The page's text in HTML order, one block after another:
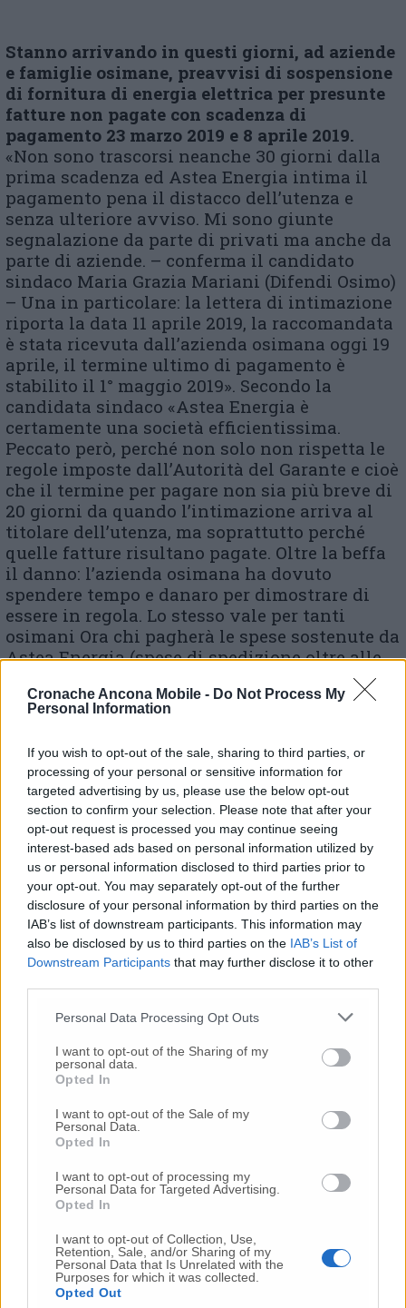
Cronache Ancona Mobile - Do Not Process My
Personal Information
If you wish to opt-out of the sale, sharing to third parties, or
processing of your personal or sensitive information for
targeted advertising by us, please use the below opt-out
section to confirm your selection. Please note that after your
opt-out request is processed you may continue seeing
interest-based ads based on personal information utilized by
us or personal information disclosed to third parties prior to
your opt-out. You may separately opt-out of the further
disclosure of your personal information by third parties on the
IAB’s list of downstream participants. This information may
also be disclosed by us to third parties on the IAB’s List of
Downstream Participants that may further disclose it to other
Personal Data Processing Opt Outs
I want to opt-out of the Sharing of my
personal data.
Opted In
I want to opt-out of the Sale of my
Personal Data.
Opted In
I want to opt-out of processing my
Personal Data for Targeted Advertising.
Opted In
I want to opt-out of Collection, Use,
Retention, Sale, and/or Sharing of my
Personal Data that Is Unrelated with the
Purposes for which it was collected.
Opted Out
Stanno arrivando in questi giorni, ad aziende
e famiglie osimane, preavvisi di sospensione
di fornitura di energia elettrica per presunte
fatture non pagate con scadenza di
pagamento 23 marzo 2019 e 8 aprile 2019.
«Non sono trascorsi neanche 30 giorni dalla
prima scadenza ed Astea Energia intima il
pagamento pena il distacco dell’utenza e
senza ulteriore avviso. Mi sono giunte
segnalazione da parte di privati ma anche da
parte di aziende. – conferma il candidato
sindaco Maria Grazia Mariani (Difendi Osimo)
– Una in particolare: la lettera di intimazione
riporta la data 11 aprile 2019, la raccomandata
è stata ricevuta dall’azienda osimana oggi 19
aprile, il termine ultimo di pagamento è
stabilito il 1° maggio 2019». Secondo la
candidata sindaco «Astea Energia è
certamente una società efficientissima.
Peccato però, perché non solo non rispetta le
regole imposte dall’Autorità del Garante e cioè
che il termine per pagare non sia più breve di
20 giorni da quando l’intimazione arriva al
titolare dell’utenza, ma soprattutto perché
quelle fatture risultano pagate. Oltre la beffa
il danno: l’azienda osimana ha dovuto
spendere tempo e danaro per dimostrare di
essere in regola. Lo stesso vale per tanti
osimani Ora chi pagherà le spese sostenute da
Astea Energia (spese di spedizione oltre alle
spese di stampa e dell’ufficio reclami)?…. E io
pago»
© RIPRODUZIONE RISERVATA
Vai alla home
Commenti
Nessun commento presente
Commenta
Gli articoli più letti
orrore all’asilo, arrestate due educatrici
-Luigia Fortunato,l’ennesimo femminicidio:
prima la lite, poi la furia col coltello